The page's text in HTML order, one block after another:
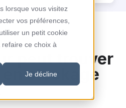
lorsque vous visitez
vos préférences,
un petit cookie
ce choix à
Je décline
peut trouver
en stockage